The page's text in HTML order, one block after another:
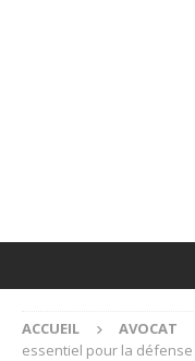
ACCUEIL AVOCAT
essentiel pour la